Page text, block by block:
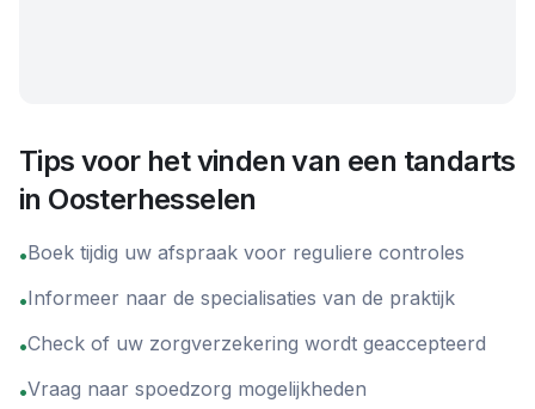
Tips voor het vinden van een tandarts
in Oosterhesselen
•Boek tijdig uw afspraak voor reguliere controles
•Informeer naar de specialisaties van de praktijk
•Check of uw zorgverzekering wordt geaccepteerd
•Vraag naar spoedzorg mogelijkheden